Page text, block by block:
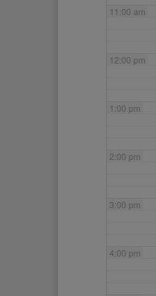
11:00 am
12:00 pm
1:00 pm
2:00 pm
3:00 pm
4:00 pm